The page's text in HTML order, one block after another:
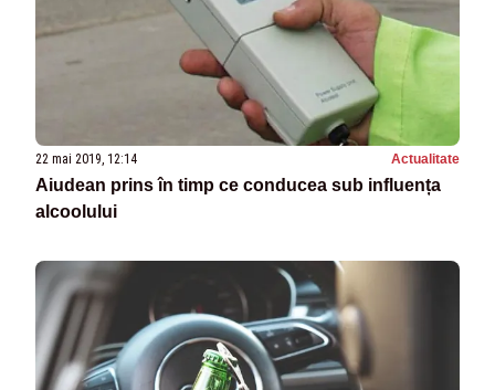
22 mai 2019, 12:14 Actualitate
Aiudean prins în timp ce conducea sub influența
alcoolului